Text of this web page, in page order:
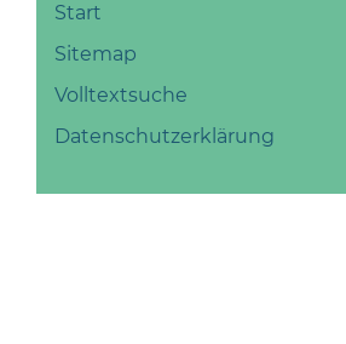
Start
Sitemap
Volltextsuche
Datenschutzerklärung